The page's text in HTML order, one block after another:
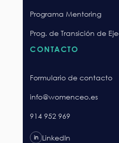
Programa Mentoring
Prog. de Transición de
CONTACTO
Formulario de contacto
info@womenceo.es
914 952 969
in LinkedIn